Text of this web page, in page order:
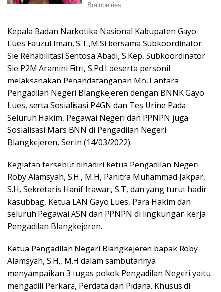
Kepala Badan Narkotika Nasional Kabupaten Gayo
Lues Fauzul Iman, S.T.,M.Si bersama Subkoordinator
Sie Rehabilitasi Sentosa Abadi, S.Kep, Subkoordinator
Sie P2M Aramini Fitri, S.Pd.I beserta personil
melaksanakan Penandatanganan MoU antara
Pengadilan Negeri Blangkejeren dengan BNNK Gayo
Lues, serta Sosialisasi P4GN dan Tes Urine Pada
Seluruh Hakim, Pegawai Negeri dan PPNPN juga
Sosialisasi Mars BNN di Pengadilan Negeri
Blangkejeren, Senin (14/03/2022).
Kegiatan tersebut dihadiri Ketua Pengadilan Negeri
Roby Alamsyah, S.H., M.H, Panitra Muhammad Jakpar,
S.H, Sekretaris Hanif Irawan, S.T, dan yang turut hadir
kasubbag, Ketua LAN Gayo Lues, Para Hakim dan
seluruh Pegawai ASN dan PPNPN di lingkungan kerja
Pengadilan Blangkejeren.
Ketua Pengadilan Negeri Blangkejeren bapak Roby
Alamsyah, S.H., M.H dalam sambutannya
menyampaikan 3 tugas pokok Pengadilan Negeri yaitu
mengadili Perkara, Perdata dan Pidana. Khusus di